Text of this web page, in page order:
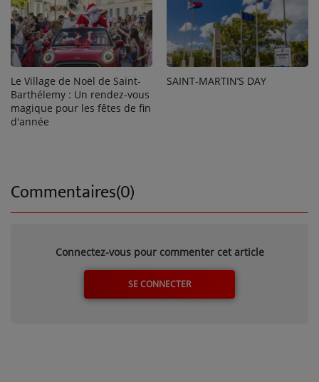
Le Village de Noël de Saint-
Barthélemy : Un rendez-vous
magique pour les fêtes de fin
d'année
SAINT-MARTIN’S DAY
Commentaires(0)
Connectez-vous pour commenter cet article
SE CONNECTER